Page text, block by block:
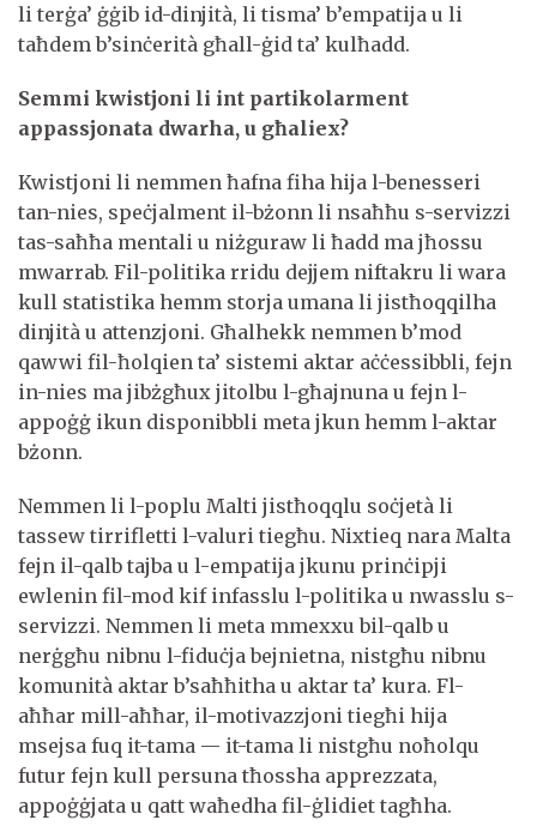
li terġa’ ġġib id-dinjità, li tisma’ b’empatija u li
taħdem b’sinċerità għall-ġid ta’ kulħadd.
Semmi kwistjoni li int partikolarment
appassjonata dwarha, u għaliex?
Kwistjoni li nemmen ħafna fiha hija l-benesseri
tan-nies, speċjalment il-bżonn li nsaħħu s-servizzi
tas-saħħa mentali u niżguraw li ħadd ma jħossu
mwarrab. Fil-politika rridu dejjem niftakru li wara
kull statistika hemm storja umana li jistħoqqilha
dinjità u attenzjoni. Għalhekk nemmen b’mod
qawwi fil-ħolqien ta’ sistemi aktar aċċessibbli, fejn
in-nies ma jibżgħux jitolbu l-għajnuna u fejn l-
appoġġ ikun disponibbli meta jkun hemm l-aktar
bżonn.
Nemmen li l-poplu Malti jistħoqqlu soċjetà li
tassew tirrifletti l-valuri tiegħu. Nixtieq nara Malta
fejn il-qalb tajba u l-empatija jkunu prinċipji
ewlenin fil-mod kif infasslu l-politika u nwasslu s-
servizzi. Nemmen li meta mmexxu bil-qalb u
nerġgħu nibnu l-fiduċja bejnietna, nistgħu nibnu
komunità aktar b’saħħitha u aktar ta’ kura. Fl-
aħħar mill-aħħar, il-motivazzjoni tiegħi hija
msejsa fuq it-tama — it-tama li nistgħu noħolqu
futur fejn kull persuna tħossha apprezzata,
appoġġjata u qatt waħedha fil-ġlidiet tagħha.